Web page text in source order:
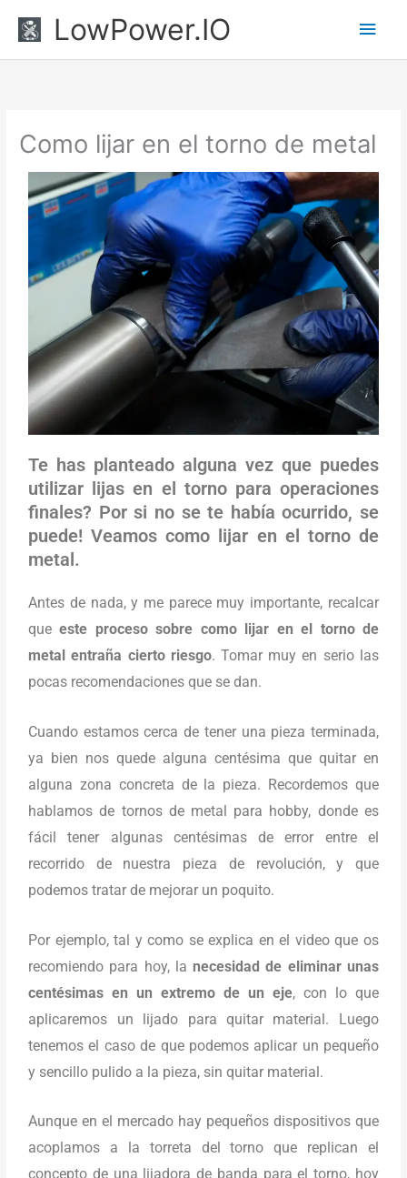
LowPower.IO
Como lijar en el torno de metal
Te has planteado alguna vez que puedes
utilizar lijas en el torno para operaciones
finales? Por si no se te había ocurrido, se
puede! Veamos como lijar en el torno de
metal.
Antes de nada, y me parece muy importante, recalcar
queeste proceso sobre como lijar en el torno de
metal entraña cierto riesgo. Tomar muy en serio las
pocas recomendaciones que se dan.
Cuando estamos cerca de tener una pieza terminada,
ya bien nos quede alguna centésima que quitar en
alguna zona concreta de la pieza. Recordemos que
hablamos de tornos de metal para hobby, donde es
fácil tener algunas centésimas de error entre el
recorrido de nuestra pieza de revolución, y que
podemos tratar de mejorar un poquito.
Por ejemplo, tal y como se explica en el video que os
recomiendo para hoy, la necesidad de eliminar unas
centésimas en un extremo de un eje, con lo que
aplicaremos un lijado para quitar material. Luego
tenemos el caso de que podemos aplicar un pequeño
y sencillo pulido a la pieza, sin quitar material.
Aunque en el mercado hay pequeños dispositivos que
acoplamos a la torreta del torno que replican el
concepto de una lijadora de banda para el torno, hoy